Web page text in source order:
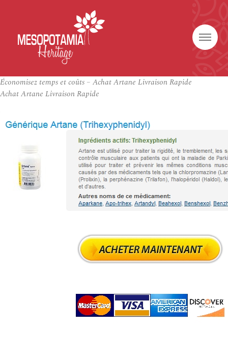
Économisez temps et coûts – Achat Artane Livraison Rapide
Achat Artane Livraison Rapide